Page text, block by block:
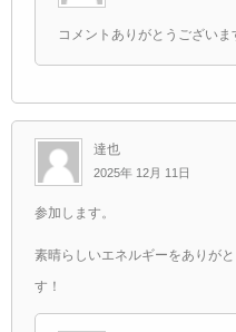
コメントありがとうござい
達也
2025年 12月 11日
参加します。
素晴らしいエネルギーをありが
す！